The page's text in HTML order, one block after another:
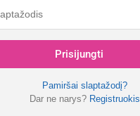
Prisijungti
Pamiršai slaptažodį?
Dar ne narys? Registruokis